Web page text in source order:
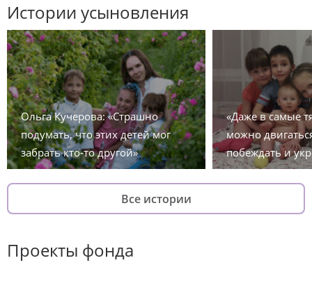
Истории усыновления
Ольга Кучерова: «Страшно
подумать, что этих детей мог
забрать кто-то другой»
«Даже в самые
можно
побеждать и
Все истории
Проекты фонда